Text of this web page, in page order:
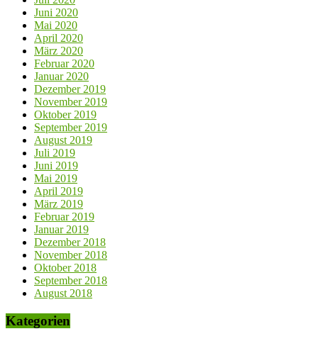
Juni 2020
Mai 2020
April 2020
März 2020
Februar 2020
Januar 2020
Dezember 2019
November 2019
Oktober 2019
September 2019
August 2019
Juli 2019
Juni 2019
Mai 2019
April 2019
März 2019
Februar 2019
Januar 2019
Dezember 2018
November 2018
Oktober 2018
September 2018
August 2018
Kategorien